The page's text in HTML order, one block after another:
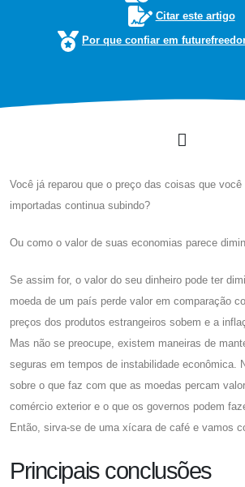
Citar este artigo
Por que confiar em
Você já reparou que o preço das coisas que
importadas continua subindo?
Ou como o valor de suas economias parece
Se assim for, o valor do seu dinheiro pode ter
moeda de um país perde valor em comparação
preços dos produtos estrangeiros sobem e a
Mas não se preocupe, existem maneiras de
seguras em tempos de instabilidade econômica.
sobre o que faz com que as moedas percam
comércio exterior e o que os governos podem
Então, sirva-se de uma xícara de café e vamos
Principais conclusões